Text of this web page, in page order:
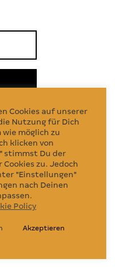
Us
Cookies auf unserer
Nutzung für Dich
wie möglich zu
klicken von
stimmst Du der
zu. Jedoch
"Einstellungen"
nach Deinen
Policy
Akzeptieren